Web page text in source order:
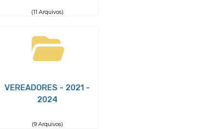
(11 Arquivos)
VEREADORES - 2021 -
2024
(9 Arquivos)